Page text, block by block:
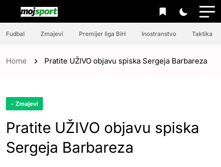
Fudbal Zmajevi Premijer liga BiH Inostranstvo Taktika
Home Pratite UŽIVO objavu spiska Sergeja Barbareza
- Zmajevi
Pratite UŽIVO objavu spiska
Sergeja Barbareza